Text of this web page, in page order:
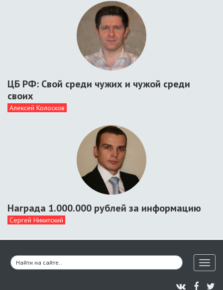
ЦБ РФ: Свой среди чужих и чужой среди
своих
Алексей Колосков
Награда 1.000.000 рублей за информацию
Сергей Никитский